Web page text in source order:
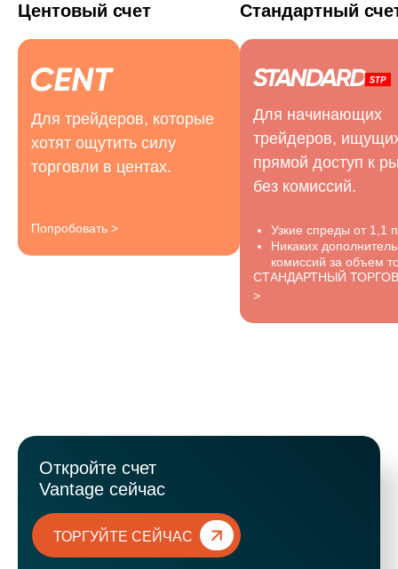
Центовый счет
Для трейдеров, которые
хотят ощутить силу
торговли в центах.
Попробовать >
Стандартный
Для начинающих
трейдеров,
прямой доступ к
без комиссий.
Узкие спреды от 1,1
Никаких
комиссий за объем
СТАНДАРТНЫЙ
>
Откройте счет
Vantage сейчас
ТОРГУЙТЕ СЕЙЧАС